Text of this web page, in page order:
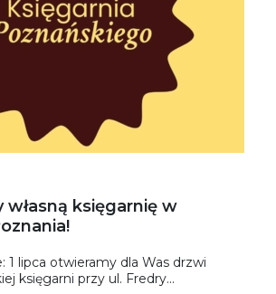
własną księgarnię w
1 lipca otwieramy dla Was drzwi
księgarni przy ul. Fredry...